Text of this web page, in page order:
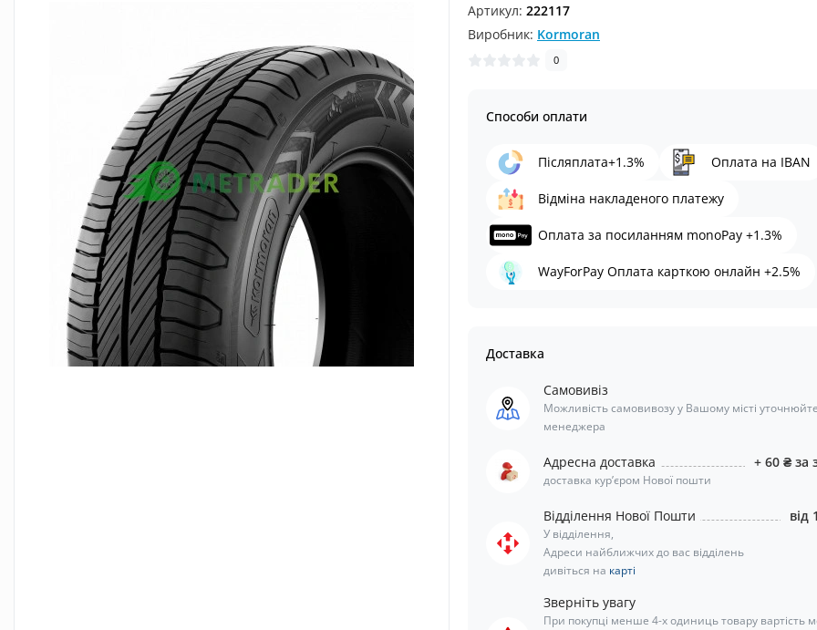
Артикул: 222117
Виробник: Kormoran
0
Способи оплати
Післяплата+1.3% Оплата на IBAN
Відміна накладеного платежу
Оплата за посиланням monoPay +1.3%
WayForPay Оплата карткою онлайн +2.5%
Доставка
Самовивіз
Можливість самовивозу у Вашому місті
менеджера
Адресна доставка
доставка курʼєром Нової пошти
+ 60 ₴ за
Відділення Нової Пошти
У відділення,
Адреси найближчих до вас відділень
дивіться на карті
від
Зверніть увагу
При покупці менше 4-х одиниць товару вартість